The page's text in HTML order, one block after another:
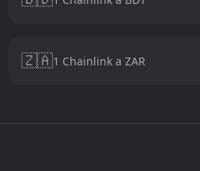
🇿🇦1 Chainlink a ZAR